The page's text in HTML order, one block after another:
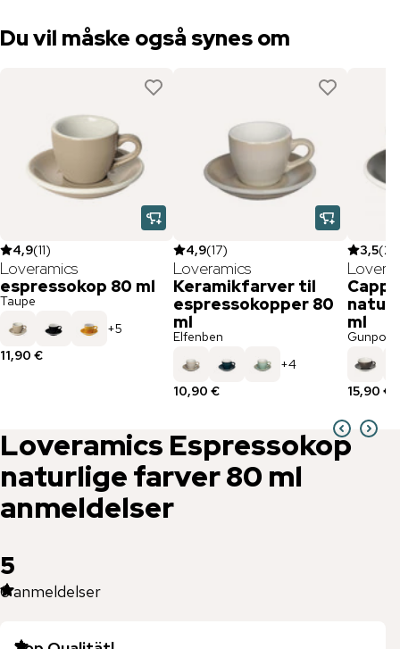
Du vil måske også synes om
4,9(11)
Loveramics
espressokop 80 ml
Taupe
+5
11,90 €
4,9(17)
Loveramics
Keramikfarver til
espressokopper 80
ml
Elfenben
+4
10,90 €
3,5(2
ml
15,90 €
Loveramics Espressokop
naturlige farver 80 ml
anmeldelser
5
6anmeldelser